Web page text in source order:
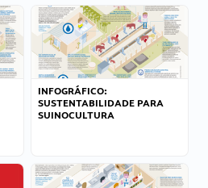
INFOGRÁFICO:
SUSTENTABILIDADE PARA
SUINOCULTURA